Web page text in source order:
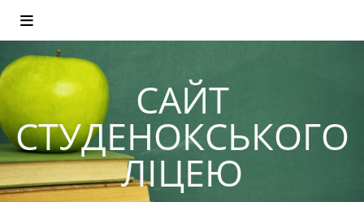
САЙТ
СТУДЕНОКСЬКОГО
ЛІЦЕЮ